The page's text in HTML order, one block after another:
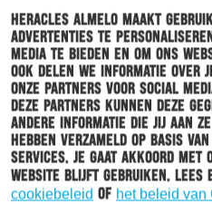
Heracles Almelo maakt
advertenties te
media te bieden en om ons
Ook delen we informatie over
onze partners voor social
Deze partners kunnen deze
andere informatie die jij aan
hebben verzameld op basis
services. Je gaat akkoord met
website blijft gebruiken. Lees
cookiebeleid of het beleid van
ACADEMIE 26-09-2022
PROGRAMMA ACADEMIE